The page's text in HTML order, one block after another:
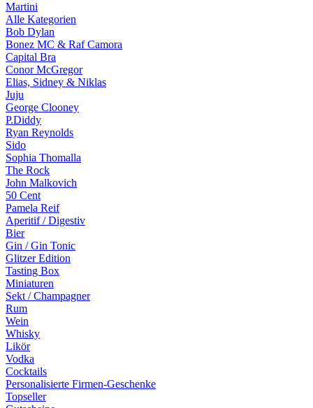
Martini
Alle Kategorien
Bob Dylan
Bonez MC & Raf Camora
Capital Bra
Conor McGregor
Elias, Sidney & Niklas
Juju
George Clooney
P.Diddy
Ryan Reynolds
Sido
Sophia Thomalla
The Rock
John Malkovich
50 Cent
Pamela Reif
Aperitif / Digestiv
Bier
Gin / Gin Tonic
Glitzer Edition
Tasting Box
Miniaturen
Sekt / Champagner
Rum
Wein
Whisky
Likör
Vodka
Cocktails
Personalisierte Firmen-Geschenke
Topseller